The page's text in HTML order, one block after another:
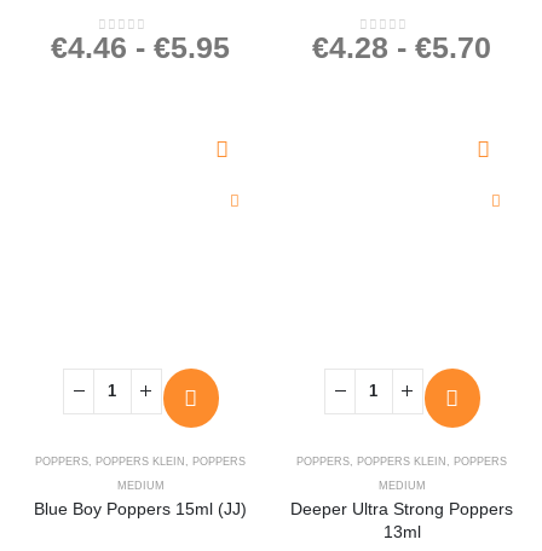
0 out of 5
€4.46 - €5.95 0out of 5
€4.28 - €5.70
POPPERS POPPERS KLEIN
POPPERS
MEDIUM
Blue Boy Poppers 15ml (JJ)
POPPERS POPPERS KLEIN
POPPERS
MEDIUM
Deeper Ultra Strong Poppers
13ml